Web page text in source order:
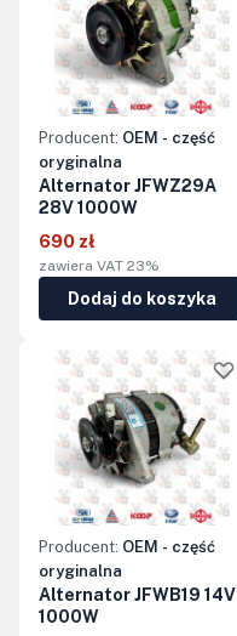
Producent: OEM - część
oryginalna
Alternator JFWZ29A
28V 1000W
690 zł
zawiera VAT 23%
Dodaj do koszyka
Producent: OEM - część
oryginalna
Alternator JFWB19 14V
1000W